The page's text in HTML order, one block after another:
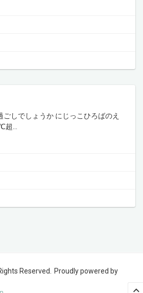
しでしょうか にじっこひろばのえ
超
Reserved.
Proudly powered by